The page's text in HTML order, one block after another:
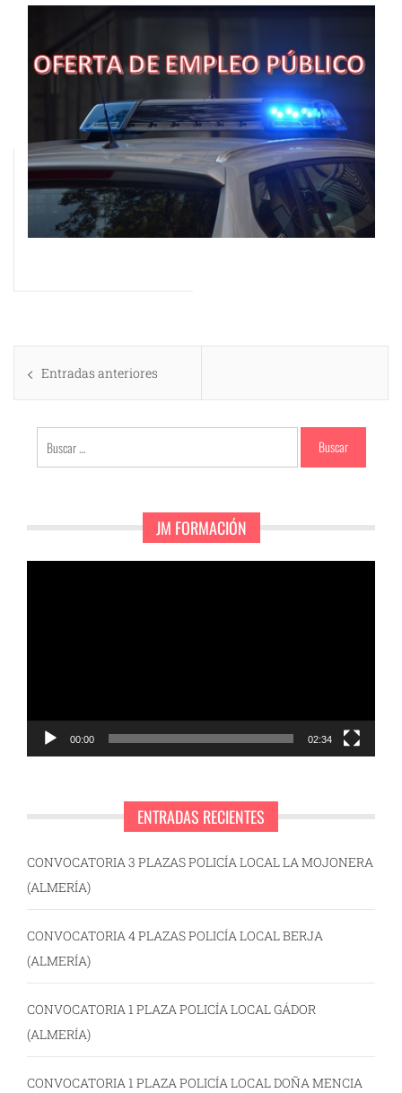
Navegación
de
entradas
Entradas anteriores
JM FORMACIÓN
00:00 02:34
ENTRADAS RECIENTES
CONVOCATORIA 3 PLAZAS POLICÍA LOCAL LA MOJONERA
(ALMERÍA)
CONVOCATORIA 4 PLAZAS POLICÍA LOCAL BERJA
(ALMERÍA)
CONVOCATORIA 1 PLAZA POLICÍA LOCAL GÁDOR
(ALMERÍA)
CONVOCATORIA 1 PLAZA POLICÍA LOCAL DOÑA MENCIA